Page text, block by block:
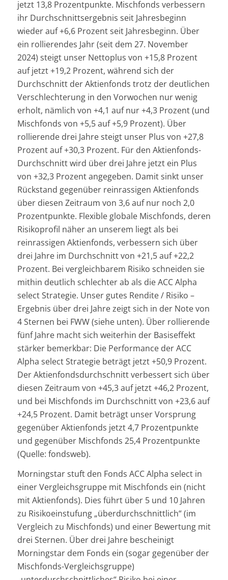
jetzt 13,8 Prozentpunkte. Mischfonds verbessern
ihr Durchschnittsergebnis seit Jahresbeginn
wieder auf +6,6 Prozent seit Jahresbeginn. Über
ein rollierendes Jahr (seit dem 27. November
2024) steigt unser Nettoplus von +15,8 Prozent
auf jetzt +19,2 Prozent, während sich der
Durchschnitt der Aktienfonds trotz der deutlichen
Verschlechterung in den Vorwochen nur wenig
erholt, nämlich von +4,1 auf nur +4,3 Prozent (und
Mischfonds von +5,5 auf +5,9 Prozent). Über
rollierende drei Jahre steigt unser Plus von +27,8
Prozent auf +30,3 Prozent. Für den Aktienfonds-
Durchschnitt wird über drei Jahre jetzt ein Plus
von +32,3 Prozent angegeben. Damit sinkt unser
Rückstand gegenüber reinrassigen Aktienfonds
über diesen Zeitraum von 3,6 auf nur noch 2,0
Prozentpunkte. Flexible globale Mischfonds, deren
Risikoprofil näher an unserem liegt als bei
reinrassigen Aktienfonds, verbessern sich über
drei Jahre im Durchschnitt von +21,5 auf +22,2
Prozent. Bei vergleichbarem Risiko schneiden sie
mithin deutlich schlechter ab als die ACC Alpha
select Strategie. Unser gutes Rendite / Risiko –
Ergebnis über drei Jahre zeigt sich in der Note von
4 Sternen bei FWW (siehe unten). Über rollierende
fünf Jahre macht sich weiterhin der Basiseffekt
stärker bemerkbar: Die Performance der ACC
Alpha select Strategie beträgt jetzt +50,9 Prozent.
Der Aktienfondsdurchschnitt verbessert sich über
diesen Zeitraum von +45,3 auf jetzt +46,2 Prozent,
und bei Mischfonds im Durchschnitt von +23,6 auf
+24,5 Prozent. Damit beträgt unser Vorsprung
gegenüber Aktienfonds jetzt 4,7 Prozentpunkte
und gegenüber Mischfonds 25,4 Prozentpunkte
(Quelle: fondsweb).
Morningstar stuft den Fonds ACC Alpha select in
einer Vergleichsgruppe mit Mischfonds ein (nicht
mit Aktienfonds). Dies führt über 5 und 10 Jahren
zu Risikoeinstufung „überdurchschnittlich“ (im
Vergleich zu Mischfonds) und einer Bewertung mit
drei Sternen. Über drei Jahre bescheinigt
Morningstar dem Fonds ein (sogar gegenüber der
Mischfonds-Vergleichsgruppe)